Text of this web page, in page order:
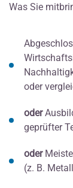
Was Sie
oder
oder
geprüfter
oder
(z. B.